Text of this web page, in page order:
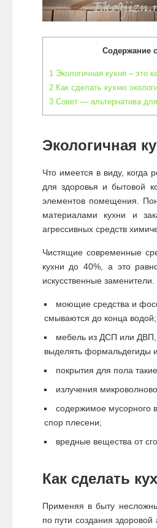
Содержание
1Экологичная кухня – это
2Как сделать кухню
3Совет — альтернатива для
Экологичная
Что имеется в виду, когда
для здоровья и бытовой
элементов помещения.
материалами кухни и
агрессивных средств
Чистящие современные
кухни до 40%, а это
искусственные
моющие средства и
смываются до конца водой;
мебель из ДСП или ДВП,
выделять формальдегиды
покрытия для пола
излучения
содержимое мусорного
спор плесени;
вредные вещества от
Как сделать
Применяя в быту
по пути создания